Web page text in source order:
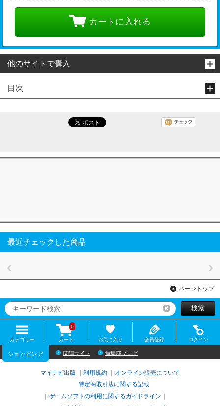
カートに入れる
他のサイトで購入
目次
最近チェックした商品
ページトップ
リセット検索
カテゴリー カート
0
お気に入り 会員登録 ログイン
ショッピング 関連サイト 編集部ブログ
マイナビ出版 利用規約
オンライン販売について
特定商取引法に関する記載
ゲームソフトの利用に関するガイドライン